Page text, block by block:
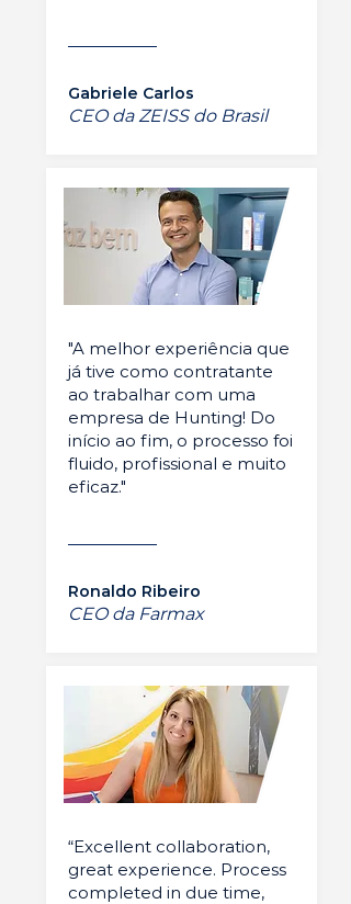
Gabriele Carlos
CEO da ZEISS do Brasil
"A melhor experiência que
já tive como contratante
ao trabalhar com uma
empresa de Hunting! Do
início ao fim, o processo foi
fluido, profissional e muito
eficaz."
Ronaldo Ribeiro
CEO da Farmax
“Excellent collaboration,
great experience. Process
completed in due time,